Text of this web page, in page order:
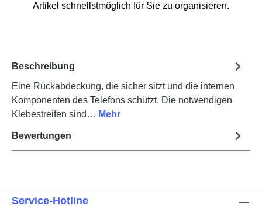
Artikel schnellstmöglich für Sie zu organisieren.
Beschreibung
Eine Rückabdeckung, die sicher sitzt und die internen
Komponenten des Telefons schützt. Die notwendigen
Klebestreifen sind… Mehr
Bewertungen
Service-Hotline